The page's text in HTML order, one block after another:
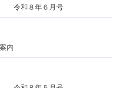
令和８年６月号
内